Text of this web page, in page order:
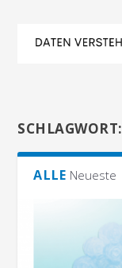
SCHLAGWORT:
ALLE Neueste